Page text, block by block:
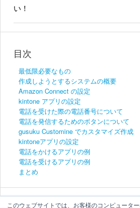
このウェブサイトでは、お客様のコンピュータ
い！
目次
最低限必要なもの
作成しようとするシステムの概要
Amazon Connect の設定
kintone アプリの設定
電話を受けた際の電話番号について
電話を発信するためのボタンについて
gusuku Customine でカスタマイズ作成
kintoneアプリの設定
電話をかけるアプリの例
電話を受けるアプリの例
まとめ